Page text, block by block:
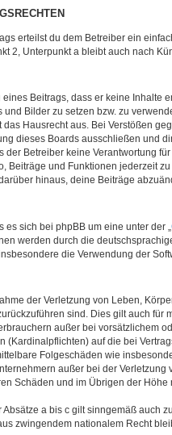
erteilst du dem Betreiber ein
2, Unterpunkt a bleibt auch nach
eines Beitrags, dass er keine
und Bilder zu setzen bzw. zu
das Hausrecht aus. Bei Verstößen
dieses Boards ausschließen und
der Betreiber keine Verantwortung
Beiträge und Funktionen jederzeit
hinaus, deine Beiträge
sich bei phpBB um eine unter der „
werden durch die
die Verwendung der
der Verletzung von Leben,
sind. Dies gilt auch
außer bei vorsätzlichem
(Kardinalpflichten) auf die bei
Folgeschäden wie
außer bei der
Schäden und im Übrigen der
a bis c gilt sinngemäß auch
zwingendem nationalem Recht